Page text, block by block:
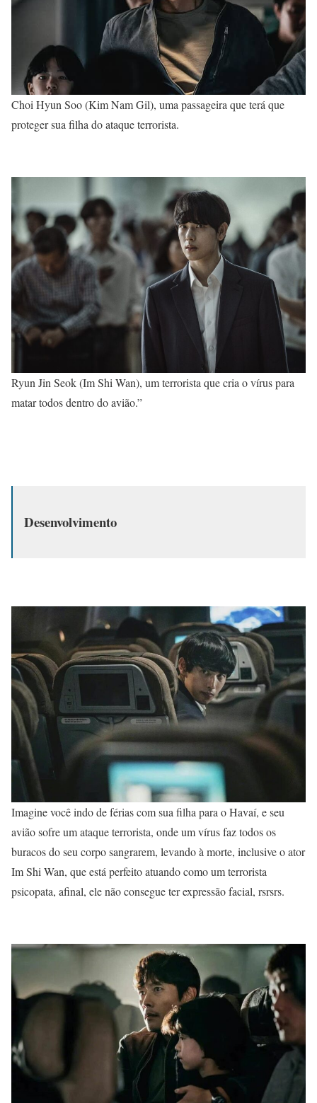
Choi Hyun Soo (Kim Nam Gil), uma passageira que terá que
proteger sua filha do ataque terrorista.
Ryun Jin Seok (Im Shi Wan), um terrorista que cria o vírus para
matar todos dentro do avião.”
Desenvolvimento
Imagine você indo de férias com sua filha para o Havaí, e seu
avião sofre um ataque terrorista, onde um vírus faz todos os
buracos do seu corpo sangrarem, levando à morte, inclusive o ator
Im Shi Wan, que está perfeito atuando como um terrorista
psicopata, afinal, ele não consegue ter expressão facial, rsrsrs.